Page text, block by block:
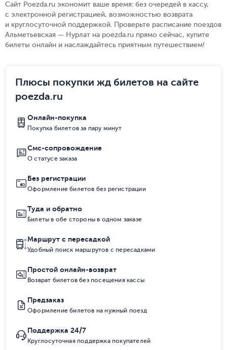
Сайт Poezda.ru экономит ваше время: без очередей в кассу,
с электронной регистрацией, возможностью возврата
и круглосуточной поддержкой. Проверьте расписание поездов
Альметьевская — Нурлат на poezda.ru прямо сейчас, купите
билеты онлайн и наслаждайтесь приятным путешествием!
Плюсы покупки жд билетов на сайте
poezda.ru
Онлайн-покупка
Покупка билетов за пару минут
Смс-сопровождение
О статусе заказа
Без регистрации
Оформление билетов без регистрации
Туда и обратно
Билеты в обе стороны в одном заказе
Маршрут с пересадкой
Удобный поиск маршрутов с пересадками
Простой онлайн-возврат
Возврат билетов без посещения кассы
Предзаказ
Оформление билетов на нужный поезд
Поддержка 24/7
Круглосуточная поддержка покупателей